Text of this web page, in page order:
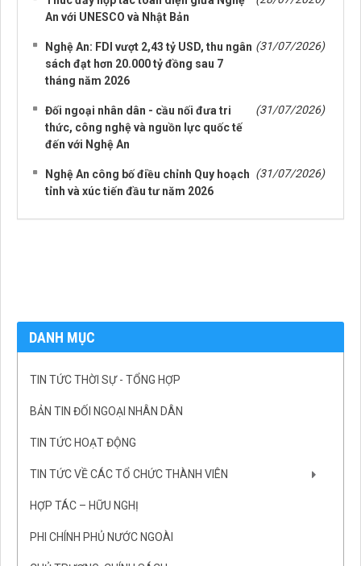
An với UNESCO và Nhật Bản
Nghệ An: FDI vượt 2,43 tỷ USD, thu ngân
sách đạt hơn 20.000 tỷ đồng sau 7
tháng năm 2026
(31/07/2026)
Đối ngoại nhân dân - cầu nối đưa tri
thức, công nghệ và nguồn lực quốc tế
đến với Nghệ An
(31/07/2026)
Nghệ An công bố điều chỉnh Quy hoạch
tỉnh và xúc tiến đầu tư năm 2026
(31/07/2026)
DANH MỤC
TIN TỨC THỜI SỰ - TỔNG HỢP
BẢN TIN ĐỐI NGOẠI NHÂN DÂN
TIN TỨC HOẠT ĐỘNG
TIN TỨC VỀ CÁC TỔ CHỨC THÀNH VIÊN
HỢP TÁC – HỮU NGHỊ
PHI CHÍNH PHỦ NƯỚC NGOÀI